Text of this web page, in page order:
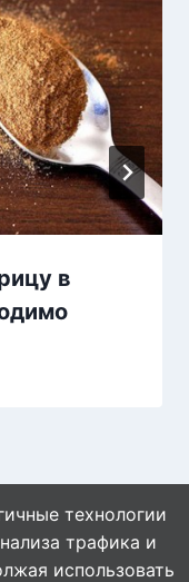
в
технологии
трафика и
использовать